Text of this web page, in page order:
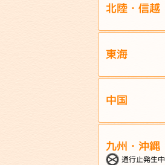
北陸・信越
東海
中国
九州・沖縄
通行止発生中